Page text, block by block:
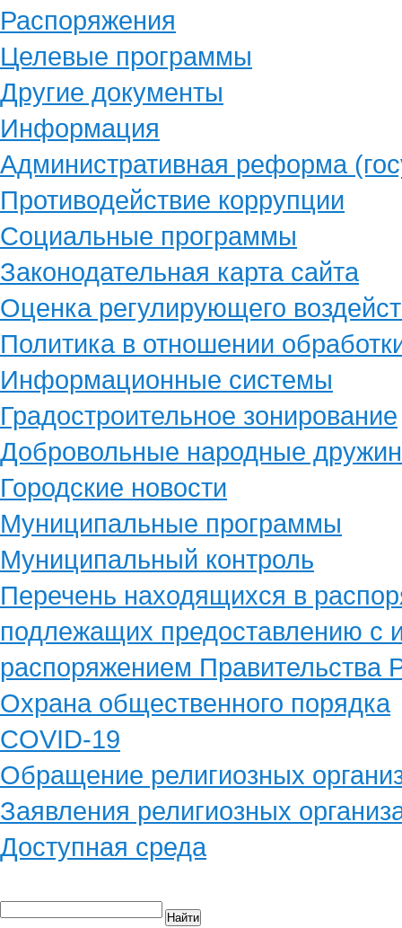
Распоряжения
Целевые программы
Другие документы
Информация
Административная реформа
Противодействие коррупции
Социальные программы
Законодательная карта сайта
Оценка регулирующего
Политика в отношении
Информационные системы
Градостроительное зонирование
Добровольные народные
Городские новости
Муниципальные программы
Муниципальный контроль
Перечень находящихся в
подлежащих предоставлению с
распоряжением
Охрана общественного порядка
COVID-19
Обращение религиозных
Заявления религиозных
Доступная среда
Найти